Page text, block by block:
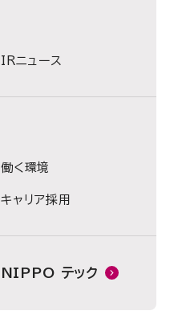
IRニュース
働く環境
キャリア採用
NIPPO テック